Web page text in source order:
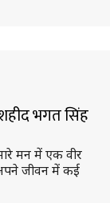
भगत सिंह
मन में एक वीर
अपने जीवन में कई